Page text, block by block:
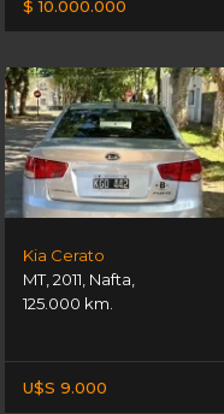
$ 10.000.000
Kia Cerato
MT,2011 Nafta
125.000 km.
U$S 9.000